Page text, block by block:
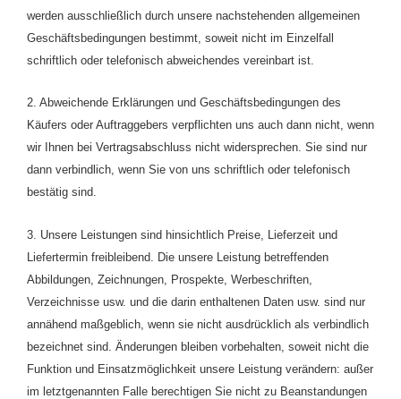
werden ausschließlich durch unsere nachstehenden allgemeinen
Geschäftsbedingungen bestimmt, soweit nicht im Einzelfall
schriftlich oder telefonisch abweichendes vereinbart ist.
2. Abweichende Erklärungen und Geschäftsbedingungen des
Käufers oder Auftraggebers verpflichten uns auch dann nicht, wenn
wir Ihnen bei Vertragsabschluss nicht widersprechen. Sie sind nur
dann verbindlich, wenn Sie von uns schriftlich oder telefonisch
bestätig sind.
3. Unsere Leistungen sind hinsichtlich Preise, Lieferzeit und
Liefertermin freibleibend. Die unsere Leistung betreffenden
Abbildungen, Zeichnungen, Prospekte, Werbeschriften,
Verzeichnisse usw. und die darin enthaltenen Daten usw. sind nur
annähend maßgeblich, wenn sie nicht ausdrücklich als verbindlich
bezeichnet sind. Änderungen bleiben vorbehalten, soweit nicht die
Funktion und Einsatzmöglichkeit unsere Leistung verändern: außer
im letztgenannten Falle berechtigen Sie nicht zu Beanstandungen